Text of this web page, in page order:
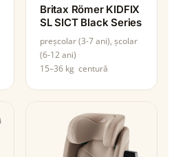
Britax Römer KIDFIX
SL SICT Black Series
preșcolar (3-7 ani), școlar
(6-12 ani)
15–36 kg centură